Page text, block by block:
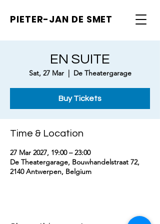
PIETER-JAN DE SMET
EN SUITE
Sat, 27 Mar
  |
De Theatergarage
Buy Tickets
Time & Location
27 Mar 2027, 19:00 – 23:00
De Theatergarage, Bouwhandelstraat 72,
2140 Antwerpen, Belgium